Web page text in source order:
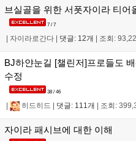
브실골을 위한 서폿자이라 티어
7 / 7
자이라로간다 댓글: 12개 조회:
BJ하얀눈길 [챌린저]프로들도
수정
38 / 46
| 히드히드 | 댓글: 111개 | 조회:
자이라 패시브에 대한 이해